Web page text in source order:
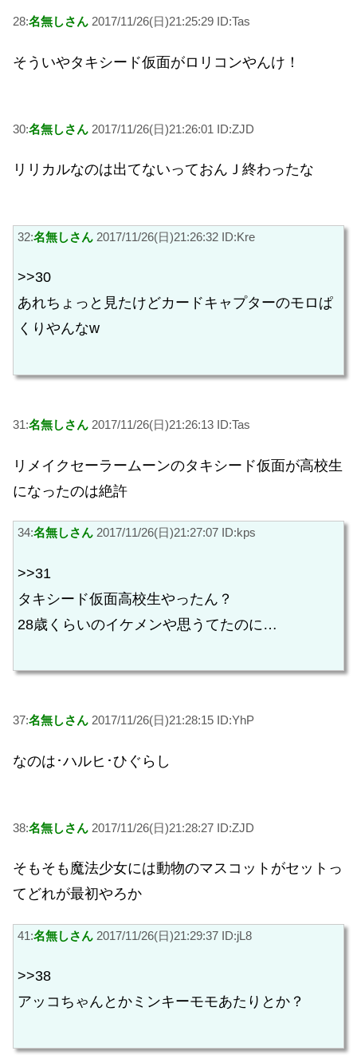
28:名無しさん 2017/11/26(日)21:25:29 ID:Tas
そういやタキシード仮面がロリコンやんけ！
30:名無しさん 2017/11/26(日)21:26:01 ID:ZJD
リリカルなのは出てないっておんＪ終わったな
32:名無しさん 2017/11/26(日)21:26:32 ID:Kre
>>30
あれちょっと見たけどカードキャプターのモロぱ
くりやんなw
31:名無しさん 2017/11/26(日)21:26:13 ID:Tas
リメイクセーラームーンのタキシード仮面が高校生
になったのは絶許
34:名無しさん 2017/11/26(日)21:27:07 ID:kps
>>31
タキシード仮面高校生やったん？
28歳くらいのイケメンや思うてたのに…
37:名無しさん 2017/11/26(日)21:28:15 ID:YhP
なのは･ハルヒ･ひぐらし
38:名無しさん 2017/11/26(日)21:28:27 ID:ZJD
そもそも魔法少女には動物のマスコットがセットっ
てどれが最初やろか
41:名無しさん 2017/11/26(日)21:29:37 ID:jL8
>>38
アッコちゃんとかミンキーモモあたりとか？